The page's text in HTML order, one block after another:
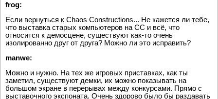
frog:
Если вернуться к Chaos Constructions... Не кажется ли тебе,
что выставка старых компьютеров на CC и всё, что
относится к демосцене, существуют как-то очень
изолированно друг от друга? Можно ли это исправить?
manwe:
Можно и нужно. На тех же игровых приставках, как ты
заметил, существуют демки, их можно показывать на
большом экране в перерывах между конкурсами. Прямо с
выставочного экспоната. Очень здорово было бы раздавать